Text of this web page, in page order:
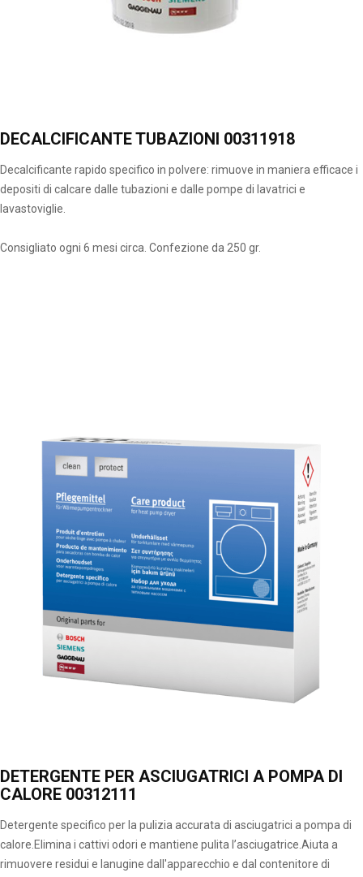
DECALCIFICANTE TUBAZIONI 00311918
Decalcificante rapido specifico in polvere: rimuove in maniera efficace i
depositi di calcare dalle tubazioni e dalle pompe di lavatrici e
lavastoviglie.
Consigliato ogni 6 mesi circa. Confezione da 250 gr.
DETERGENTE PER ASCIUGATRICI A POMPA DI
CALORE 00312111
Detergente specifico per la pulizia accurata di asciugatrici a pompa di
calore.Elimina i cattivi odori e mantiene pulita l’asciugatrice.Aiuta a
rimuovere residui e lanugine dall'apparecchio e dal contenitore di